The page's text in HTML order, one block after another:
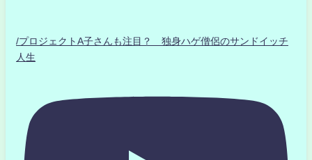
/プロジェクトA子さんも注目？ 独身ハゲ僧侶のサンドイッチ
人生